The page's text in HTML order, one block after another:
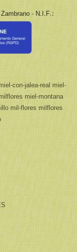
- N.I.F.:
con-jalea-realmiel-
miel-montana
mil-floresmilflores